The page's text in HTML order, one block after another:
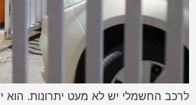
לרכב החשמלי יש לא מעט יתרונות. הוא